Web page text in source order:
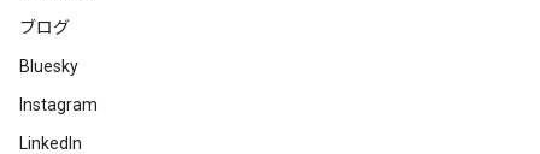
ブログ
Bluesky
Instagram
LinkedIn